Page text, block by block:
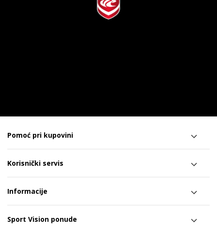
Pomoć pri kupovini
Korisnički servis
Informacije
Sport Vision ponude